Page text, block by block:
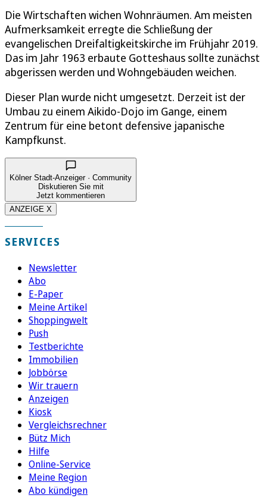
Die Wirtschaften wichen Wohnräumen. Am meisten
Aufmerksamkeit erregte die Schließung der
evangelischen Dreifaltigkeitskirche im Frühjahr 2019.
Das im Jahr 1963 erbaute Gotteshaus sollte zunächst
abgerissen werden und Wohngebäuden weichen.
Dieser Plan wurde nicht umgesetzt. Derzeit ist der
Umbau zu einem Aikido-Dojo im Gange, einem
Zentrum für eine betont defensive japanische
Kampfkunst.
Kölner Stadt-Anzeiger · Community
Diskutieren Sie mit
Jetzt kommentieren
ANZEIGE X
SERVICES
Newsletter
Abo
E-Paper
Meine Artikel
Shoppingwelt
Push
Testberichte
Immobilien
Jobbörse
Wir trauern
Anzeigen
Kiosk
Vergleichsrechner
Bütz Mich
Hilfe
Online-Service
Meine Region
Abo kündigen